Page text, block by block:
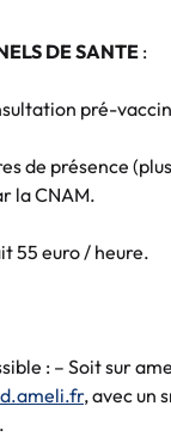
DE SANTE :
pré-
de présence
la CNAM.
55 euro / heure.
: – Soit sur
, avec un